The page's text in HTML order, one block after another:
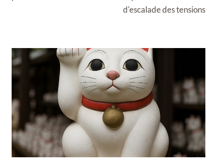
d'escalade des tensions